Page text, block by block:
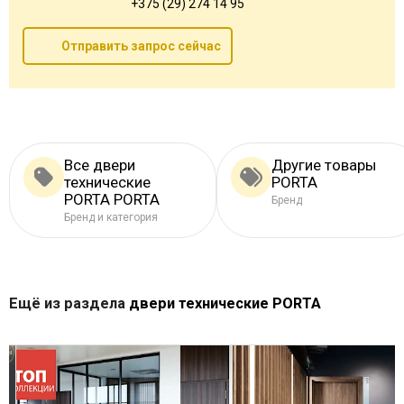
+375 (29) 274 14 95
Отправить запрос сейчас
Все двери
технические
PORTA PORTA
Бренд и категория
Другие товары
PORTA
Бренд
Ещё из раздела двери технические PORTA